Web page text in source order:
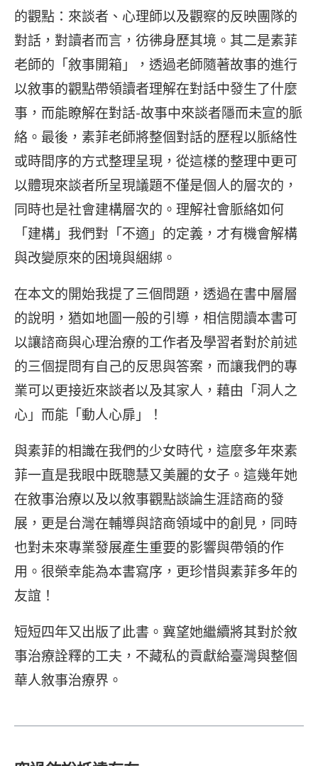
的觀點：來談者、心理師以及觀察的反映團隊的
對話，對讀者而言，彷彿身歷其境。其二是素菲
老師的「敘事開箱」，透過老師隨著故事的進行
以敘事的觀點帶領讀者理解在對話中發生了什麼
事，而能瞭解在對話-故事中來談者隱而未宣的脈
絡。最後，素菲老師將整個對話的歷程以脈絡性
或時間序的方式整理呈現，從這樣的整理中更可
以體現來談者所呈現議題不僅是個人的層次的，
同時也是社會建構層次的。理解社會脈絡如何
「建構」我們對「不適」的定義，才有機會解構
與改變原來的困境與綑綁。
在本文的開始我提了三個問題，透過在書中層層
的說明，猶如地圖一般的引導，相信閱讀本書可
以讓諮商與心理治療的工作者及學習者對於前述
的三個提問有自己的反思與答案，而讓我們的專
業可以更接近來談者以及其家人，藉由「洞人之
心」而能「動人心扉」！
與素菲的相識在我們的少女時代，這麼多年來素
菲一直是我眼中既聰慧又美麗的女子。這幾年她
在敘事治療以及以敘事觀點談論生涯諮商的發
展，更是台灣在輔導與諮商領域中的創見，同時
也對未來專業發展產生重要的影響與帶領的作
用。很榮幸能為本書寫序，更珍惜與素菲多年的
友誼！
短短四年又出版了此書。冀望她繼續將其對於敘
事治療詮釋的工夫，不藏私的貢獻給臺灣與整個
華人敘事治療界。